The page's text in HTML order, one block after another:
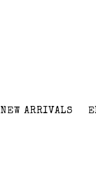
NEW ARRIVALS